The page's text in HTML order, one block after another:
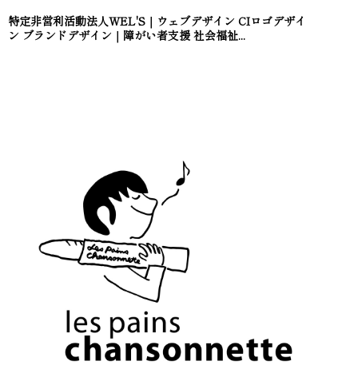
特定非営利活動法人WEL'S｜ウェブデザイン CIロゴデザイ
ン ブランドデザイン｜障がい者支援 社会福祉...